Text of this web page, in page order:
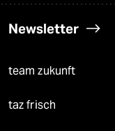
Newsletter
team zukunft
taz frisch